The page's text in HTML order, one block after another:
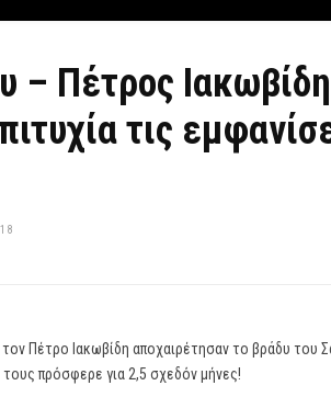
– Πέτρος
τις
Πέτρο Ιακωβίδη αποχαιρέτησαν το βράδυ του
πρόσφερε για 2,5 σχεδόν μήνες!